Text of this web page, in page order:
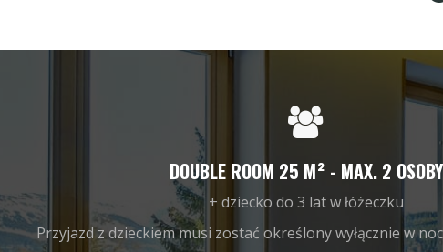
DOUBLE ROOM 25 M² - MAX. 2 OSOBY
+ dziecko do 3 lat w łóżeczku
Przyjazd z dzieckiem musi zostać określony wyłącznie w